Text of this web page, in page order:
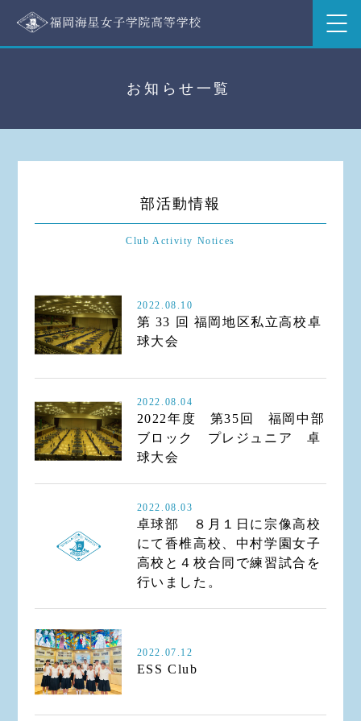
お知らせ一覧
部活動情報
Club Activity Notices
2022.08.10
第 33 回 福岡地区私立高校卓
球大会
2022.08.04
2022年度 第35回 福岡中部
ブロック プレジュニア 卓
球大会
2022.08.03
卓球部 ８月１日に宗像高校
にて香椎高校、中村学園女子
高校と４校合同で練習試合を
行いました。
2022.07.12
ESS Club